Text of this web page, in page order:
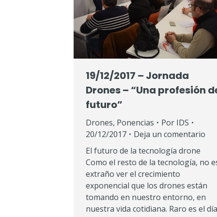
19/12/2017 – Jornada
Drones – “Una profesión
futuro”
Drones, Ponencias Por IDS
20/12/2017
Deja un comentario
El futuro de la tecnología drone
Como el resto de la tecnología, no
extraño ver el crecimiento
exponencial que los drones están
tomando en nuestro entorno, en
nuestra vida cotidiana. Raro es el